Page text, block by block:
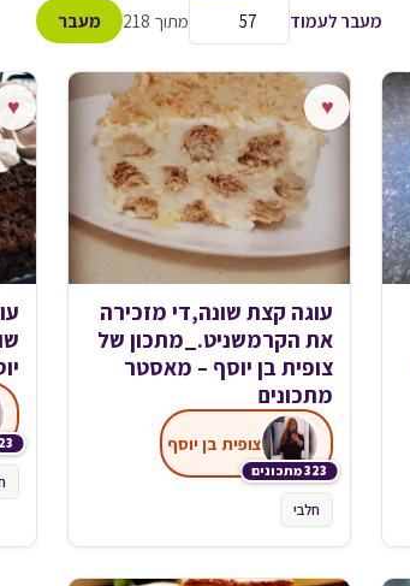
מעבר לעמוד מתוך 218 מעבר
♥
עוגה קצת שונה,די מזכירה
את הקרמשניט._מתכון של
צופית בן יוסף – מאסטר
מתכונים
323 מתכונים
צופית בן יוסף
חלבי
♥
323